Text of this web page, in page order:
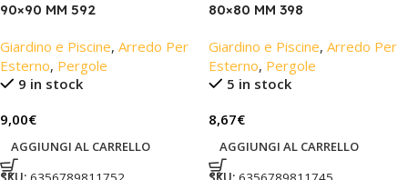
90×90 MM 592
Giardino e Piscine, Arredo Per
Esterno, Pergole
9 in stock
9,00€
AGGIUNGI AL CARRELLO
80×80 MM 398
Giardino e Piscine, Arredo Per
Esterno, Pergole
5 in stock
8,67€
AGGIUNGI AL CARRELLO